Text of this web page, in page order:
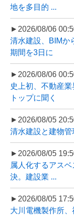
地を多目的 ...
►2026/08/06
清水建設、BIMか
期間を3日に
►2026/08/06
史上初、不動産
トップに聞く
►2026/08/05
清水建設と建物
►2026/08/05
属人化するアス
決。建設業 ...
►2026/08/05
大川電機製作所